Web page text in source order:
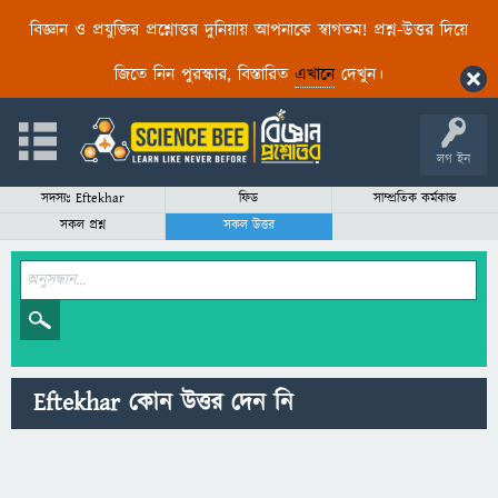
বিজ্ঞান ও প্রযুক্তির প্রশ্নোত্তর দুনিয়ায় আপনাকে স্বাগতম! প্রশ্ন-উত্তর দিয়ে
জিতে নিন পুরস্কার, বিস্তারিত এখানেদেখুন।
লগ ইন
সদস্যঃ Eftekhar ফিড
সাম্প্রতিক কর্মকান্ড
সকল প্রশ্ন
সকল উত্তর
Eftekhar কোন উত্তর দেন নি